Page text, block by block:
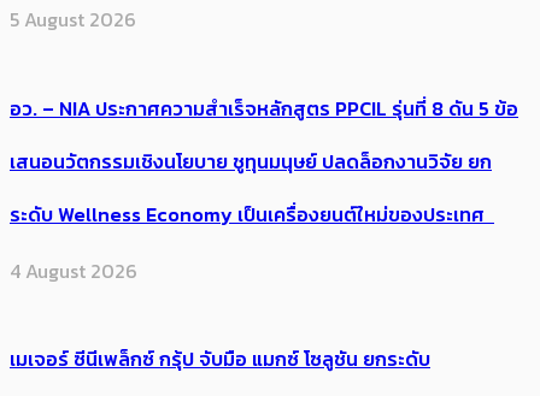
5 August 2026
อว. – NIA ประกาศความสำเร็จหลักสูตร PPCIL รุ่นที่ 8 ดัน 5 ข้อ
เสนอนวัตกรรมเชิงนโยบาย ชูทุนมนุษย์ ปลดล็อกงานวิจัย ยก
ระดับ Wellness Economy เป็นเครื่องยนต์ใหม่ของประเทศ
4 August 2026
เมเจอร์ ซีนีเพล็กซ์ กรุ้ป จับมือ แมกซ์ โซลูชัน ยกระดับ